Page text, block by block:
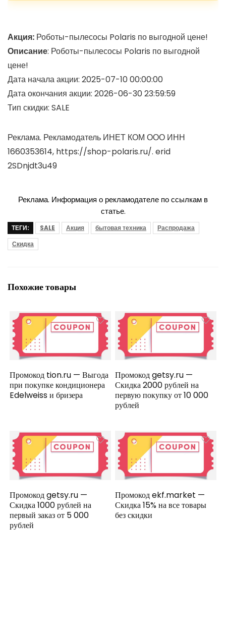
Акция: Роботы-пылесосы Polaris по выгодной цене!
Описание: Роботы-пылесосы Polaris по выгодной
цене!
Дата начала акции: 2025-07-10 00:00:00
Дата окончания акции: 2026-06-30 23:59:59
Тип скидки: SALE
Реклама. Рекламодатель ИНЕТ КОМ ООО ИНН
1660353614, https://shop-polaris.ru/. erid
2SDnjdt3u49
Реклама. Информация о рекламодателе по ссылкам в
статье.
ТЕГИ: SALE Акция бытовая техника
Распродажа
Скидка
Похожие товары
Промокод tion.ru — Выгода
при покупке кондиционера
Edelweiss и бризера
Промокод getsy.ru —
Скидка 2000 рублей на
первую покупку от 10 000
рублей
Промокод getsy.ru —
Скидка 1000 рублей на
первый заказ от 5 000
рублей
Промокод ekf.market —
Скидка 15% на все товары
без скидки